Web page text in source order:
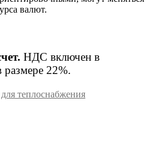
валют.
НДС включен в
размере 22%.
теплоснабжения